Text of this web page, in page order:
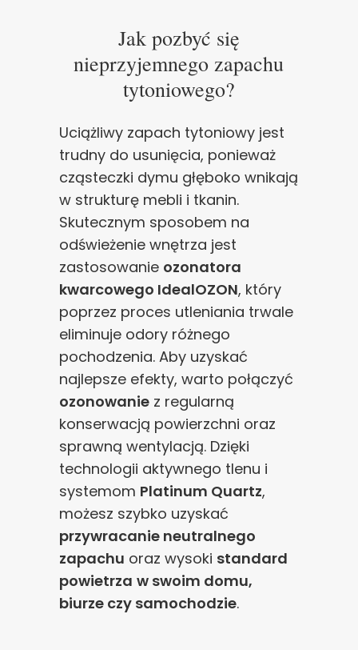
Jak pozbyć się
nieprzyjemnego zapachu
tytoniowego?
Uciążliwy zapach tytoniowy jest
trudny do usunięcia, ponieważ
cząsteczki dymu głęboko wnikają
w strukturę mebli i tkanin.
Skutecznym sposobem na
odświeżenie wnętrza jest
zastosowanie ozonatora
kwarcowego IdealOZON, który
poprzez proces utleniania trwale
eliminuje odory różnego
pochodzenia. Aby uzyskać
najlepsze efekty, warto połączyć
ozonowanie z regularną
konserwacją powierzchni oraz
sprawną wentylacją. Dzięki
technologii aktywnego tlenu i
systemom Platinum Quartz,
możesz szybko uzyskać
przywracanie neutralnego
zapachu oraz wysoki standard
powietrza w swoim domu,
biurze czy samochodzie.